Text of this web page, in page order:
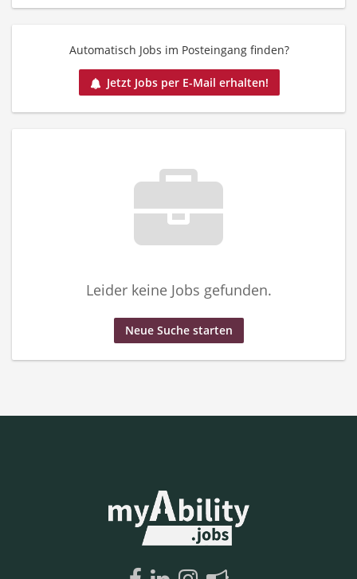
Automatisch Jobs im Posteingang finden?
Jetzt Jobs per E-Mail erhalten!
Leider keine Jobs gefunden.
Neue Suche starten